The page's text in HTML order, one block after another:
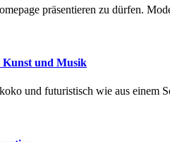
präsentieren zu dürfen.
Kunst und Musik
und futuristisch wie aus einem